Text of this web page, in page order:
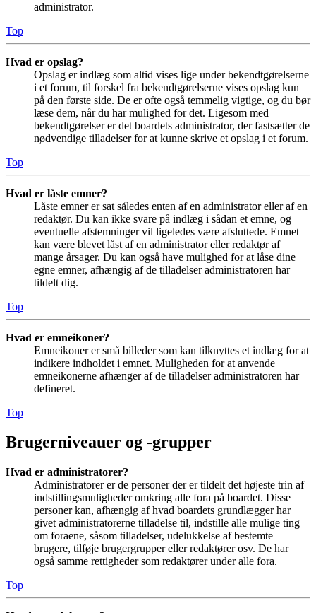
administrator.
Top
Hvad er opslag?
Opslag er indlæg som altid vises lige under bekendtgørelserne
i et forum, til forskel fra bekendtgørelserne vises opslag kun
på den første side. De er ofte også temmelig vigtige, og du bør
læse dem, når du har mulighed for det. Ligesom med
bekendtgørelser er det boardets administrator, der fastsætter de
nødvendige tilladelser for at kunne skrive et opslag i et forum.
Top
Hvad er låste emner?
Låste emner er sat således enten af en administrator eller af en
redaktør. Du kan ikke svare på indlæg i sådan et emne, og
eventuelle afstemninger vil ligeledes være afsluttede. Emnet
kan være blevet låst af en administrator eller redaktør af
mange årsager. Du kan også have mulighed for at låse dine
egne emner, afhængig af de tilladelser administratoren har
tildelt dig.
Top
Hvad er emneikoner?
Emneikoner er små billeder som kan tilknyttes et indlæg for at
indikere indholdet i emnet. Muligheden for at anvende
emneikonerne afhænger af de tilladelser administratoren har
defineret.
Top
Brugerniveauer og -grupper
Hvad er administratorer?
Administratorer er de personer der er tildelt det højeste trin af
indstillingsmuligheder omkring alle fora på boardet. Disse
personer kan, afhængig af hvad boardets grundlægger har
givet administratorerne tilladelse til, indstille alle mulige ting
om foraene, såsom tilladelser, udelukkelse af bestemte
brugere, tilføje brugergrupper eller redaktører osv. De har
også samme rettigheder som redaktører under alle fora.
Top